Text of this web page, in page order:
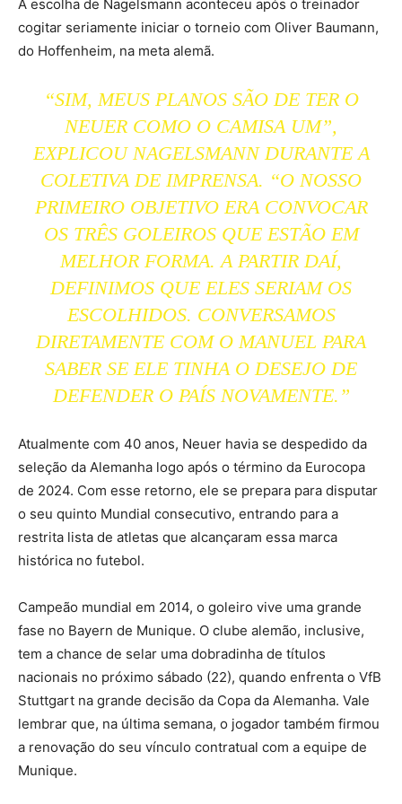
A escolha de Nagelsmann aconteceu após o treinador
cogitar seriamente iniciar o torneio com Oliver Baumann,
do Hoffenheim, na meta alemã.
“SIM, MEUS PLANOS SÃO DE TER O
NEUER COMO O CAMISA UM”,
EXPLICOU NAGELSMANN DURANTE A
COLETIVA DE IMPRENSA. “O NOSSO
PRIMEIRO OBJETIVO ERA CONVOCAR
OS TRÊS GOLEIROS QUE ESTÃO EM
MELHOR FORMA. A PARTIR DAÍ,
DEFINIMOS QUE ELES SERIAM OS
ESCOLHIDOS. CONVERSAMOS
DIRETAMENTE COM O MANUEL PARA
SABER SE ELE TINHA O DESEJO DE
DEFENDER O PAÍS NOVAMENTE.”
Atualmente com 40 anos, Neuer havia se despedido da
seleção da Alemanha logo após o término da Eurocopa
de 2024. Com esse retorno, ele se prepara para disputar
o seu quinto Mundial consecutivo, entrando para a
restrita lista de atletas que alcançaram essa marca
histórica no futebol.
Campeão mundial em 2014, o goleiro vive uma grande
fase no Bayern de Munique. O clube alemão, inclusive,
tem a chance de selar uma dobradinha de títulos
nacionais no próximo sábado (22), quando enfrenta o VfB
Stuttgart na grande decisão da Copa da Alemanha. Vale
lembrar que, na última semana, o jogador também firmou
a renovação do seu vínculo contratual com a equipe de
Munique.